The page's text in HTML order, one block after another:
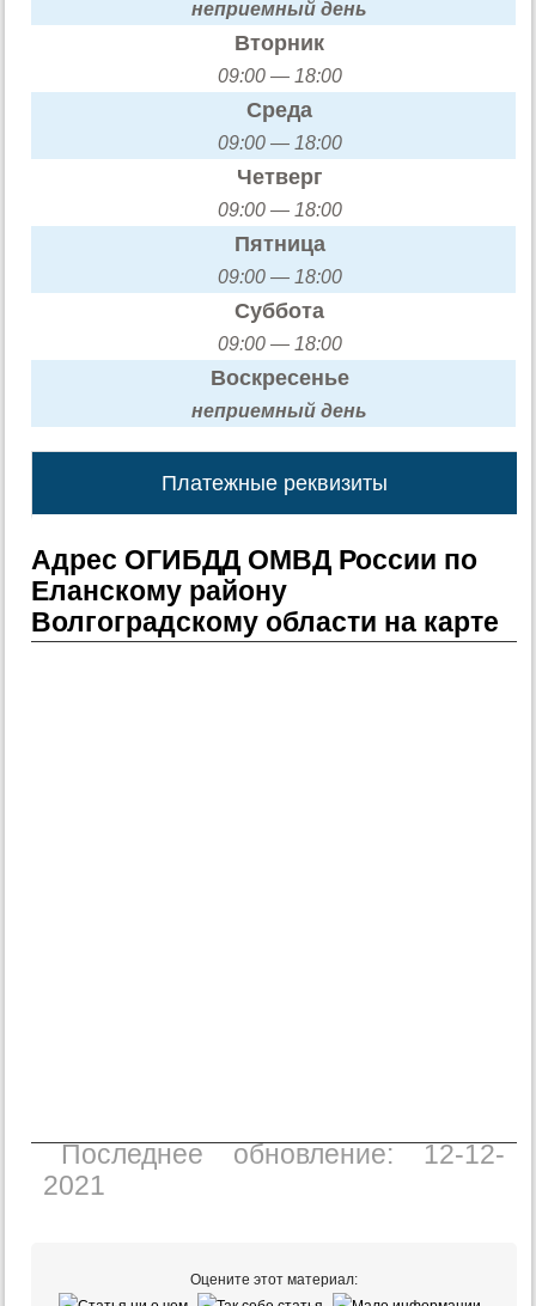
неприемный день
Вторник
09:00 — 18:00
Среда
09:00 — 18:00
Четверг
09:00 — 18:00
Пятница
09:00 — 18:00
Суббота
09:00 — 18:00
Воскресенье
неприемный день
Платежные реквизиты
Адрес ОГИБДД ОМВД России по
Еланскому району
Волгоградскому области на карте
Последнее обновление: 12-12-
2021
Оцените этот материал: